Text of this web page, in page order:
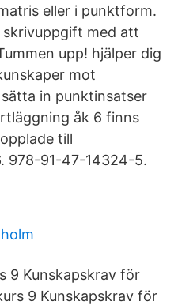
eller i punktform.
skrivuppgift med att
upp! hjälper dig
mot
in punktinsatser
åk 6 finns
till
978-91-47-14324-5.
9 Kunskapskrav för
9 Kunskapskrav för